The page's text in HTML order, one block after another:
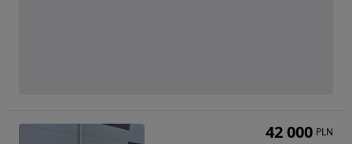
42 000 PLN